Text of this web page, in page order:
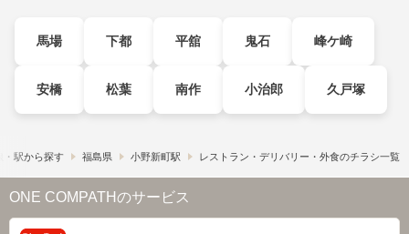
馬場 下都 平舘 鬼石 峰ケ崎
安橋 松葉 南作 小治郎 久戸塚
・駅から探す 福島県 小野新町駅 レストラン・デリバリー・外食のチラシ一覧
ONE COMPATHのサービス